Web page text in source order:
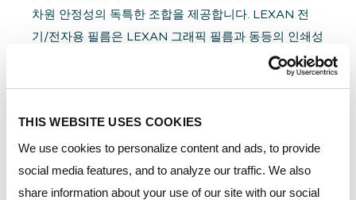
THIS WEBSITE USES COOKIES
We use cookies to personalize content and ads, to provide
social media features, and to analyze our traffic. We also
share information about your use of our site with our social
차원 안정성의 독특한 조합을 제공합니다. LEXAN 전
기/전자용 필름은 LEXAN 그래픽 필름과 동등의 인쇄성
및 잉크 점착력을 스크린 인쇄업체에 제공하기도 합니
명판, 라벨 및 오버레이용 제품
LEXAN ™ 필름 - 무코팅 그래픽 필름